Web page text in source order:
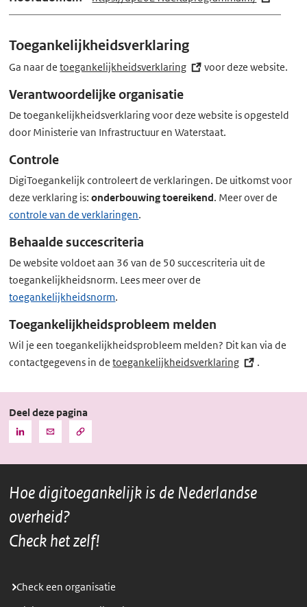
x
r
l
Toegankelijkheidsverklaring
Ga naar detoegankelijkheidsverklaring (externe
voor deze website.
Verantwoordelijke organisatie
De toegankelijkheidsverklaring voor deze website is opgesteld
door Ministerie van Infrastructuur en Waterstaat.
Controle
DigiToegankelijk controleert de verklaringen. De uitkomst voor
deze verklaring is:onderbouwing toereikend. Meer over de
controle van de verklaringen.
Behaalde succescriteria
De website voldoet aan 36 van de 50 succescriteria uit de
toegankelijkheidsnorm. Lees meer over de
toegankelijkheidsnorm.
Toegankelijkheidsprobleem melden
Wil je een toegankelijkheidsprobleem melden? Dit kan via de
contactgegevens in detoegankelijkheidsverklaring (externe
.
Deel deze pagina
Deel
pagina
LinkedIn
Deel
pagina
Mail
Kopieer
de
naar
Hoe digitoegankelijk is de Nederlandse
overheid?
Check het zelf!
Check een organisatie